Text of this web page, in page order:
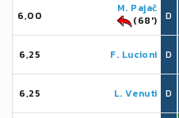
6,00
M. Pajač
(68')
D
6,25 F. Lucioni D
6,25 L. Venuti D